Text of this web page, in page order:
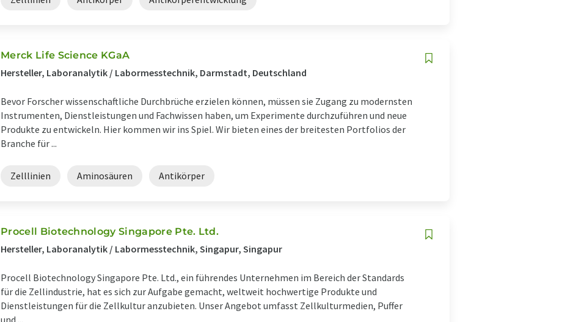
Merck Life Science KGaA
Hersteller, Laboranalytik / Labormesstechnik, Darmstadt, Deutschland
Bevor Forscher wissenschaftliche Durchbrüche erzielen können, müssen sie Zugang zu modernsten
Instrumenten, Dienstleistungen und Fachwissen haben, um Experimente durchzuführen und neue
Produkte zu entwickeln. Hier kommen wir ins Spiel. Wir bieten eines der breitesten Portfolios der
Branche für ...
Zelllinien Aminosäuren Antikörper
Procell Biotechnology Singapore Pte. Ltd.
Hersteller, Laboranalytik / Labormesstechnik, Singapur, Singapur
Procell Biotechnology Singapore Pte. Ltd., ein führendes Unternehmen im Bereich der Standards
für die Zellindustrie, hat es sich zur Aufgabe gemacht, weltweit hochwertige Produkte und
Dienstleistungen für die Zellkultur anzubieten. Unser Angebot umfasst Zellkulturmedien, Puffer
und ...